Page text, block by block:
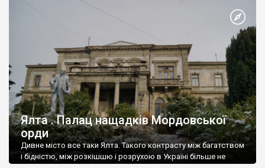
Ялта . Палац нащадків Мордовської
орди
Дивне місто все таки Ялта. Такого контрасту між багатством
і бідністю, між розкішшю і розрухою в Україні більше не